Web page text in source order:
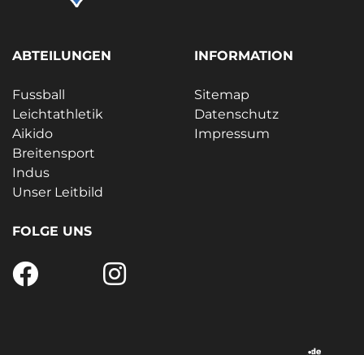
ABTEILUNGEN
Fussball
Leichtathletik
Aikido
Breitensport
Indus
Unser Leitbild
INFORMATION
Sitemap
Datenschutz
Impressum
FOLGE UNS